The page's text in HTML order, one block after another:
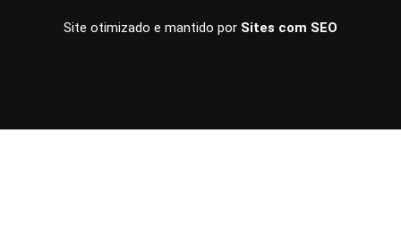
Site otimizado e mantido por Sites com SEO